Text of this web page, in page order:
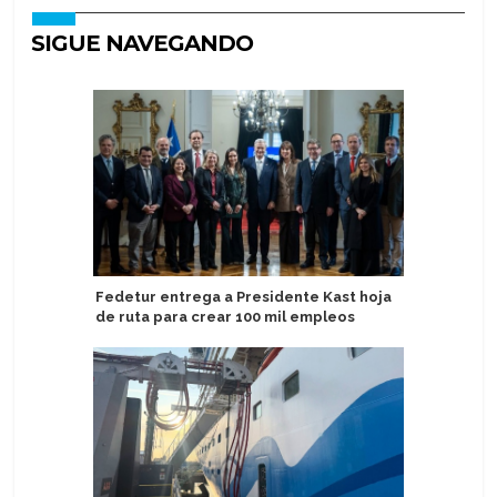
SIGUE NAVEGANDO
Fedetur entrega a Presidente Kast hoja
de ruta para crear 100 mil empleos